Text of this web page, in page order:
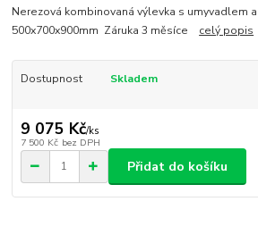
Nerezová kombinovaná výlevka s umyvadlem
500x700x900mm Záruka 3 měsíce celý popis
Dostupnost Skladem
9 075 Kč/ks
7 500 Kč bez DPH
Přidat do košíku